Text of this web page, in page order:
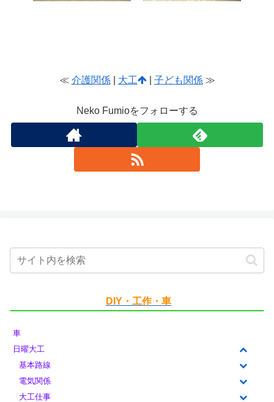
≪ 介護関係| 大工 | 子ども関係≫
Neko Fumioをフォローする
DIY・工作・車
車
日曜大工
基本路線
電気関係
大工仕事